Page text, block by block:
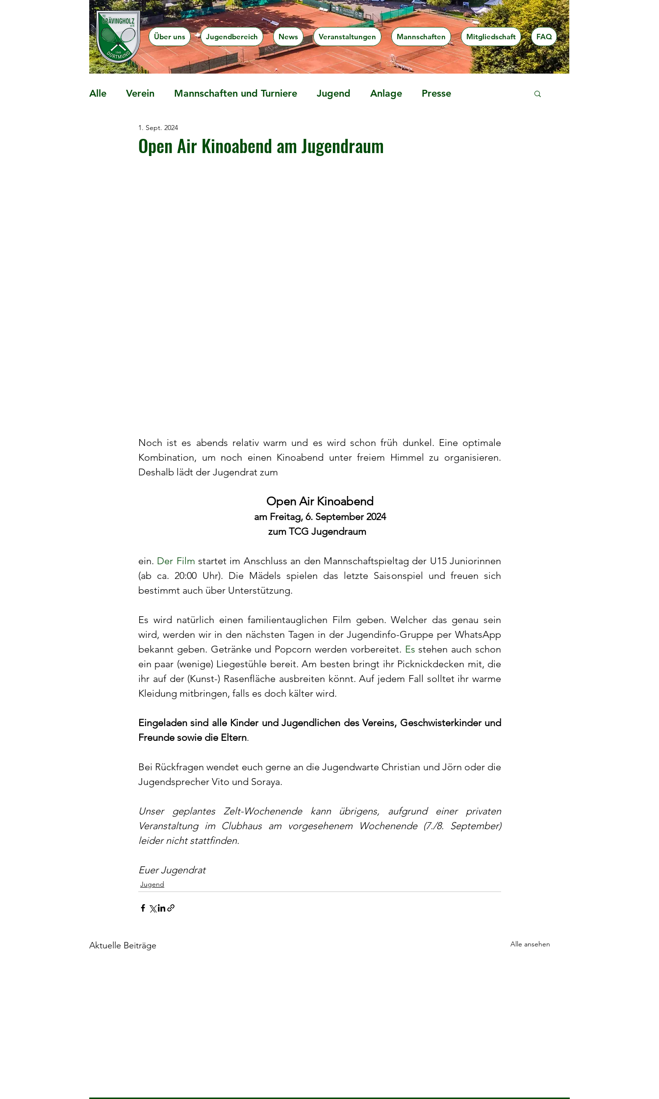
Über uns Jugendbereich News Veranstaltungen Mannschaften Mitgliedschaft FAQ
Alle Verein Mannschaften und Turniere Jugend Anlage Presse
Präventionsangebote
Open Air Kinoabend am Jugendraum
1. Sept. 2024
Noch ist es abends relativ warm und es wird schon früh dunkel. Eine optimale
Kombination, um noch einen Kinoabend unter freiem Himmel zu organisieren.
Deshalb lädt der Jugendrat zum
Open Air Kinoabend
am Freitag, 6. September 2024
zum TCG Jugendraum
ein. Der Film startet im Anschluss an den Mannschaftspieltag der U15 Juniorinnen
(ab ca. 20:00 Uhr). Die Mädels spielen das letzte Saisonspiel und freuen sich
bestimmt auch über Unterstützung.
Es wird natürlich einen familientauglichen Film geben. Welcher das genau sein
wird, werden wir in den nächsten Tagen in der Jugendinfo-Gruppe per WhatsApp
bekannt geben. Getränke und Popcorn werden vorbereitet. Es stehen auch schon
ein paar (wenige) Liegestühle bereit. Am besten bringt ihr Picknickdecken mit, die
ihr auf der (Kunst-) Rasenfläche ausbreiten könnt. Auf jedem Fall solltet ihr warme
Kleidung mitbringen, falls es doch kälter wird.
Eingeladen sind alle Kinder und Jugendlichen des Vereins, Geschwisterkinder und
Freunde sowie die Eltern.
Bei Rückfragen wendet euch gerne an die Jugendwarte Christian und Jörn oder die
Jugendsprecher Vito und Soraya.
Unser geplantes Zelt-Wochenende kann übrigens, aufgrund einer privaten
Veranstaltung im Clubhaus am vorgesehenem Wochenende (7./8. September)
leider nicht stattfinden.
Euer Jugendrat
Jugend
Aktuelle Beiträge Alle ansehen